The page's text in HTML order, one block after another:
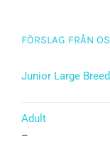
FÖRSLAG FRÅN
Junior Large Breed
5.00av 5
Adult
–